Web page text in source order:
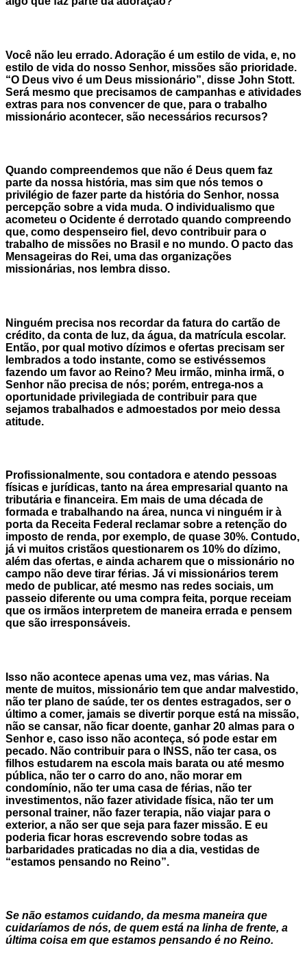
Você não leu errado. Adoração é um estilo de vida, e, no
estilo de vida do nosso Senhor, missões são prioridade.
“O Deus vivo é um Deus missionário”, disse John Stott.
Será mesmo que precisamos de campanhas e atividades
extras para nos convencer de que, para o trabalho
missionário acontecer, são necessários recursos?
Quando compreendemos que não é Deus quem faz
parte da nossa história, mas sim que nós temos o
privilégio de fazer parte da história do Senhor, nossa
percepção sobre a vida muda. O individualismo que
acometeu o Ocidente é derrotado quando compreendo
que, como despenseiro fiel, devo contribuir para o
trabalho de missões no Brasil e no mundo. O pacto das
Mensageiras do Rei, uma das organizações
missionárias, nos lembra disso.
Ninguém precisa nos recordar da fatura do cartão de
crédito, da conta de luz, da água, da matrícula escolar.
Então, por qual motivo dízimos e ofertas precisam ser
lembrados a todo instante, como se estivéssemos
fazendo um favor ao Reino? Meu irmão, minha irmã, o
Senhor não precisa de nós; porém, entrega-nos a
oportunidade privilegiada de contribuir para que
sejamos trabalhados e admoestados por meio dessa
atitude.
Profissionalmente, sou contadora e atendo pessoas
físicas e jurídicas, tanto na área empresarial quanto na
tributária e financeira. Em mais de uma década de
formada e trabalhando na área, nunca vi ninguém ir à
porta da Receita Federal reclamar sobre a retenção do
imposto de renda, por exemplo, de quase 30%. Contudo,
já vi muitos cristãos questionarem os 10% do dízimo,
além das ofertas, e ainda acharem que o missionário no
campo não deve tirar férias. Já vi missionários terem
medo de publicar, até mesmo nas redes sociais, um
passeio diferente ou uma compra feita, porque receiam
que os irmãos interpretem de maneira errada e pensem
que são irresponsáveis.
Isso não acontece apenas uma vez, mas várias. Na
mente de muitos, missionário tem que andar malvestido,
não ter plano de saúde, ter os dentes estragados, ser o
último a comer, jamais se divertir porque está na missão,
não se cansar, não ficar doente, ganhar 20 almas para o
Senhor e, caso isso não aconteça, só pode estar em
pecado. Não contribuir para o INSS, não ter casa, os
filhos estudarem na escola mais barata ou até mesmo
pública, não ter o carro do ano, não morar em
condomínio, não ter uma casa de férias, não ter
investimentos, não fazer atividade física, não ter um
personal trainer, não fazer terapia, não viajar para o
exterior, a não ser que seja para fazer missão. E eu
poderia ficar horas escrevendo sobre todas as
barbaridades praticadas no dia a dia, vestidas de
“estamos pensando no Reino”.
Se não estamos cuidando, da mesma maneira que
cuidaríamos de nós, de quem está na linha de frente, a
última coisa em que estamos pensando é no Reino.